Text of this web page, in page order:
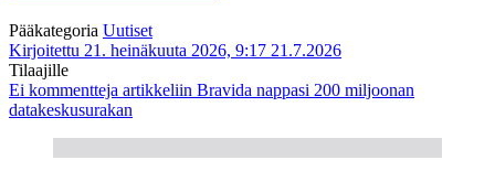
Pääkategoria Uutiset
Kirjoitettu 21. heinäkuuta 2026, 9:17 21.7.2026
Tilaajille
Ei kommentteja artikkeliin Bravida nappasi 200 miljoonan
datakeskusurakan